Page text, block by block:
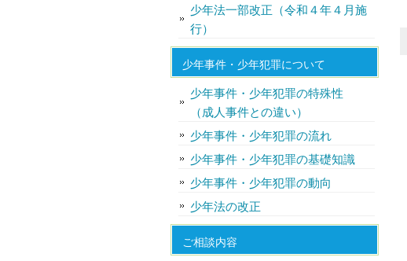
少年法一部改正（令和４年４月施
行）
少年事件・少年犯罪について
少年事件・少年犯罪の特殊性
（成人事件との違い）
少年事件・少年犯罪の流れ
少年事件・少年犯罪の基礎知識
少年事件・少年犯罪の動向
少年法の改正
ご相談内容